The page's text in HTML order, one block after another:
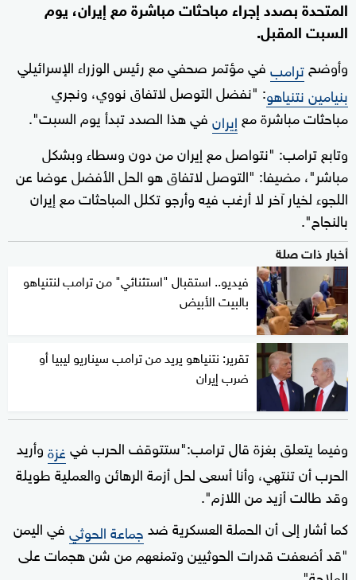
المتحدة بصدد إجراء مباحثات مباشرة مع إيران، يوم
السبت المقبل.
وأوضحترامبفي مؤتمر صحفي مع رئيس الوزراء الإسرائيلي
بنيامين نتنياهو: "نفضل التوصل لاتفاق نووي، ونجري
مباحثات مباشرة معإيرانفي هذا الصدد تبدأ يوم السبت".
وتابع ترامب: "نتواصل مع إيران من دون وسطاء وبشكل
مباشر"، مضيفا: "التوصل لاتفاق هو الحل الأفضل عوضا عن
اللجوء لخيار آخر لا أرغب فيه وأرجو تكلل المباحثات مع إيران
بالنجاح".
أخبار ذات صلة
فيديو.. استقبال "استثنائي" من ترامب لنتنياهو
بالبيت الأبيض
تقرير: نتنياهو يريد من ترامب سيناريو ليبيا أو
ضرب إيران
وفيما يتعلق بغزة قال ترامب:"ستتوقف الحرب فيغزةوأريد
الحرب أن تنتهي، وأنا أسعى لحل أزمة الرهائن والعملية طويلة
وقد طالت أزيد من اللازم".
كما أشار إلى أن الحملة العسكرية ضدجماعة الحوثيفي اليمن
"قد أضعفت قدرات الحوثيين وتمنعهم من شن هجمات على